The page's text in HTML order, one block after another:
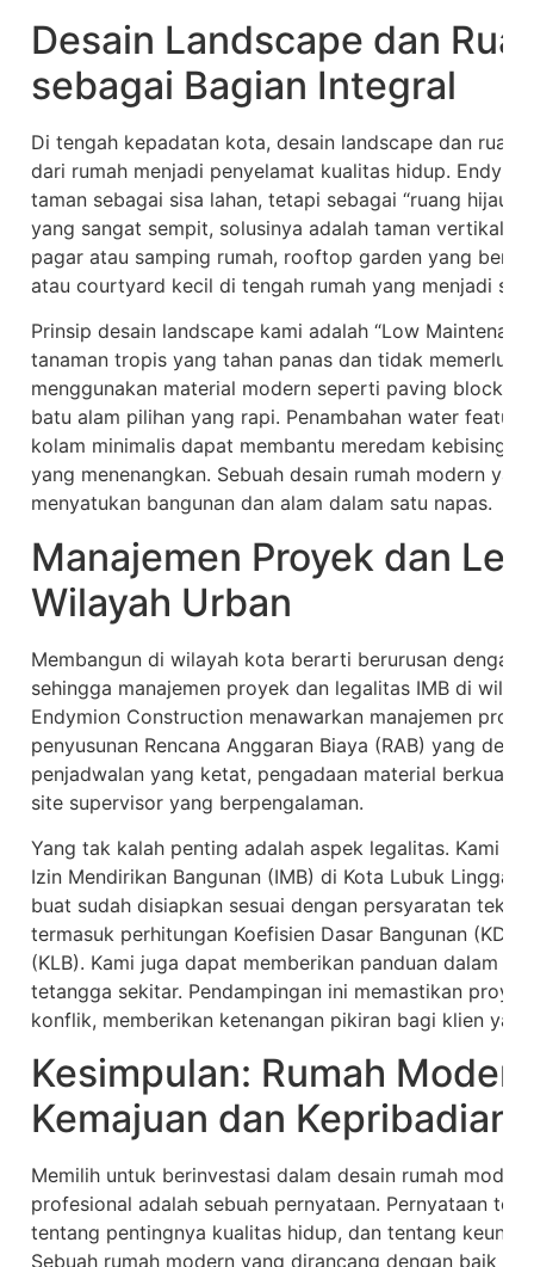
Desain Landscape dan
sebagai Bagian Integral
Di tengah kepadatan kota, desain landscape dan
dari rumah menjadi penyelamat kualitas hidup.
taman sebagai sisa lahan, tetapi sebagai “ruang hijau
yang sangat sempit, solusinya adalah taman vertikal
pagar atau samping rumah, rooftop garden yang
atau courtyard kecil di tengah rumah yang menjadi
Prinsip desain landscape kami adalah “Low
tanaman tropis yang tahan panas dan tidak
menggunakan material modern seperti paving block
batu alam pilihan yang rapi. Penambahan water
kolam minimalis dapat membantu meredam
yang menenangkan. Sebuah desain rumah modern
menyatukan bangunan dan alam dalam satu napas.
Manajemen Proyek dan
Wilayah Urban
Membangun di wilayah kota berarti berurusan dengan
sehingga manajemen proyek dan legalitas IMB di
Endymion Construction menawarkan manajemen
penyusunan Rencana Anggaran Biaya (RAB) yang
penjadwalan yang ketat, pengadaan material
site supervisor yang berpengalaman.
Yang tak kalah penting adalah aspek legalitas. Kami
Izin Mendirikan Bangunan (IMB) di Kota Lubuk
buat sudah disiapkan sesuai dengan persyaratan
termasuk perhitungan Koefisien Dasar Bangunan
(KLB). Kami juga dapat memberikan panduan dalam
tetangga sekitar. Pendampingan ini memastikan
konflik, memberikan ketenangan pikiran bagi klien
Kesimpulan: Rumah
Kemajuan dan Kepribadian
Memilih untuk berinvestasi dalam desain rumah
profesional adalah sebuah pernyataan. Pernyataan
tentang pentingnya kualitas hidup, dan tentang
Sebuah rumah modern yang dirancang dengan baik